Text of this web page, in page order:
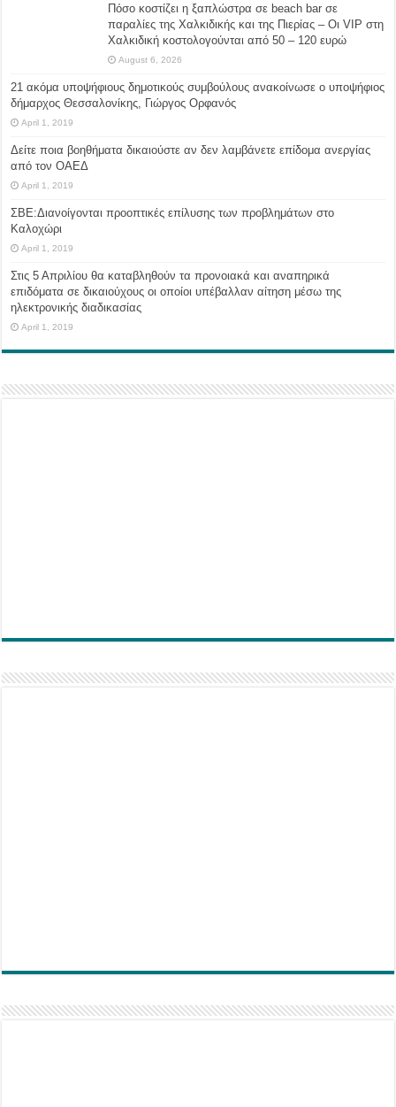
Πόσο κοστίζει η ξαπλώστρα σε beach bar σε
παραλίες της Χαλκιδικής και της Πιερίας – Οι VIP στη
Χαλκιδική κοστολογούνται από 50 – 120 ευρώ
August 6, 2026
21 ακόμα υποψήφιους δημοτικούς συμβούλους ανακοίνωσε ο υποψήφιος
δήμαρχος Θεσσαλονίκης, Γιώργος Ορφανός
April 1, 2019
Δείτε ποια βοηθήματα δικαιούστε αν δεν λαμβάνετε επίδομα ανεργίας
από τον ΟΑΕΔ
April 1, 2019
ΣΒΕ:Διανοίγονται προοπτικές επίλυσης των προβλημάτων στο
Καλοχώρι
April 1, 2019
Στις 5 Απριλίου θα καταβληθούν τα προνοιακά και αναπηρικά
επιδόματα σε δικαιούχους οι οποίοι υπέβαλλαν αίτηση μέσω της
ηλεκτρονικής διαδικασίας
April 1, 2019